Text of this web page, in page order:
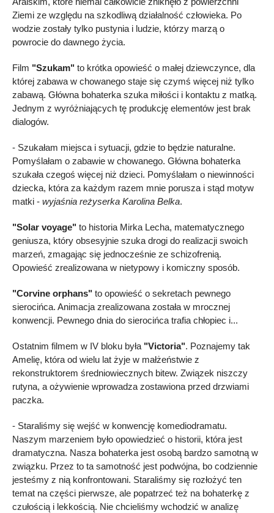
Ziemi ze względu na szkodliwą działalność człowieka. Po
wodzie zostały tylko pustynia i ludzie, którzy marzą o
powrocie do dawnego życia.
Film "Szukam" to krótka opowieść o małej dziewczynce, dla
której zabawa w chowanego staje się czymś więcej niż tylko
zabawą. Główna bohaterka szuka miłości i kontaktu z matką.
Jednym z wyróżniających tę produkcję elementów jest brak
dialogów.
- Szukałam miejsca i sytuacji, gdzie to będzie naturalne.
Pomyślałam o zabawie w chowanego. Główna bohaterka
szukała czegoś więcej niż dzieci. Pomyślałam o niewinności
dziecka, która za każdym razem mnie porusza i stąd motyw
matki - wyjaśnia reżyserka Karolina Belka.
"Solar voyage" to historia Mirka Lecha, matematycznego
geniusza, który obsesyjnie szuka drogi do realizacji swoich
marzeń, zmagając się jednocześnie ze schizofrenią.
Opowieść zrealizowana w nietypowy i komiczny sposób.
"Corvine orphans" to opowieść o sekretach pewnego
sierocińca. Animacja zrealizowana została w mrocznej
konwencji. Pewnego dnia do sierocińca trafia chłopiec i...
Ostatnim filmem w IV bloku była "Victoria". Poznajemy tak
Amelię, która od wielu lat żyje w małżeństwie z
rekonstruktorem średniowiecznych bitew. Związek niszczy
rutyna, a ożywienie wprowadza zostawiona przed drzwiami
paczka.
- Staraliśmy się wejść w konwencję komediodramatu.
Naszym marzeniem było opowiedzieć o historii, która jest
dramatyczna. Nasza bohaterka jest osobą bardzo samotną w
związku. Przez to ta samotność jest podwójna, bo codziennie
jesteśmy z nią konfrontowani. Staraliśmy się rozłożyć ten
temat na części pierwsze, ale popatrzeć też na bohaterkę z
czułością i lekkością. Nie chcieliśmy wchodzić w analizę